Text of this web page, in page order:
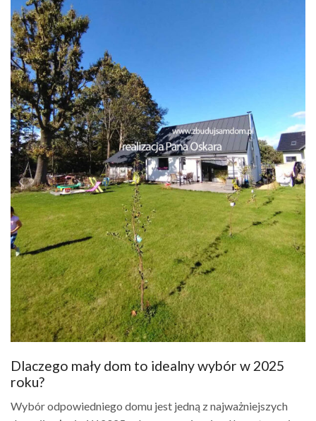
Dlaczego mały dom to idealny wybór w 2025
roku?
Wybór odpowiedniego domu jest jedną z najważniejszych